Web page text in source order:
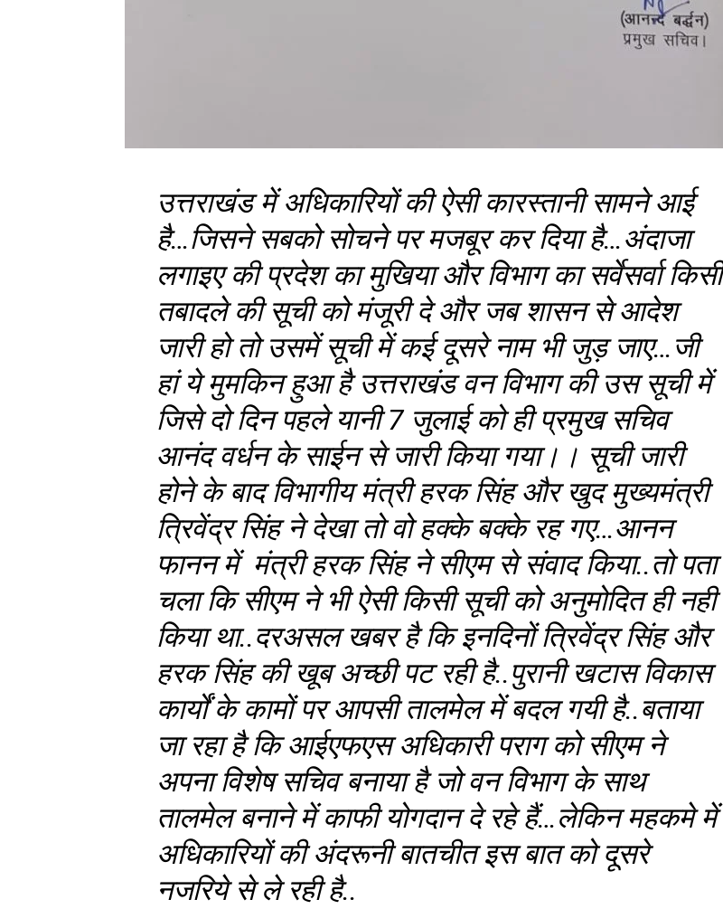
उत्तराखंड में अधिकारियों की ऐसी कारस्तानी सामने आई
है…जिसने सबको सोचने पर मजबूर कर दिया है…अंदाजा
लगाइए की प्रदेश का मुखिया और विभाग का सर्वेसर्वा किसी
तबादले की सूची को मंजूरी दे और जब शासन से आदेश
जारी हो तो उसमें सूची में कई दूसरे नाम भी जुड़ जाए…जी
हां ये मुमकिन हुआ है उत्तराखंड वन विभाग की उस सूची में
जिसे दो दिन पहले यानी 7 जुलाई को ही प्रमुख सचिव
आनंद वर्धन के साईन से जारी किया गया।। सूची जारी
होने के बाद विभागीय मंत्री हरक सिंह और खुद मुख्यमंत्री
त्रिवेंद्र सिंह ने देखा तो वो हक्के बक्के रह गए…आनन
फानन में मंत्री हरक सिंह ने सीएम से संवाद किया..तो पता
चला कि सीएम ने भी ऐसी किसी सूची को अनुमोदित ही नही
किया था..दरअसल खबर है कि इनदिनों त्रिवेंद्र सिंह और
हरक सिंह की खूब अच्छी पट रही है..पुरानी खटास विकास
कार्यों के कामों पर आपसी तालमेल में बदल गयी है..बताया
जा रहा है कि आईएफएस अधिकारी पराग को सीएम ने
अपना विशेष सचिव बनाया है जो वन विभाग के साथ
तालमेल बनाने में काफी योगदान दे रहे हैं…लेकिन महकमे में
अधिकारियों की अंदरूनी बातचीत इस बात को दूसरे
नजरिये से ले रही है..